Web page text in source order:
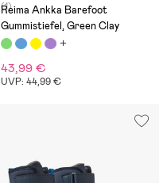
(1)
Reima Ankka Barefoot
Gummistiefel, Green Clay
43,99 €
UVP: 44,99 €